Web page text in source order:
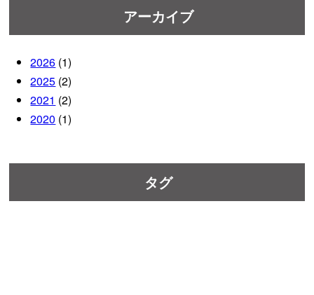
アーカイブ
2026 (1)
2025 (2)
2021 (2)
2020 (1)
タグ